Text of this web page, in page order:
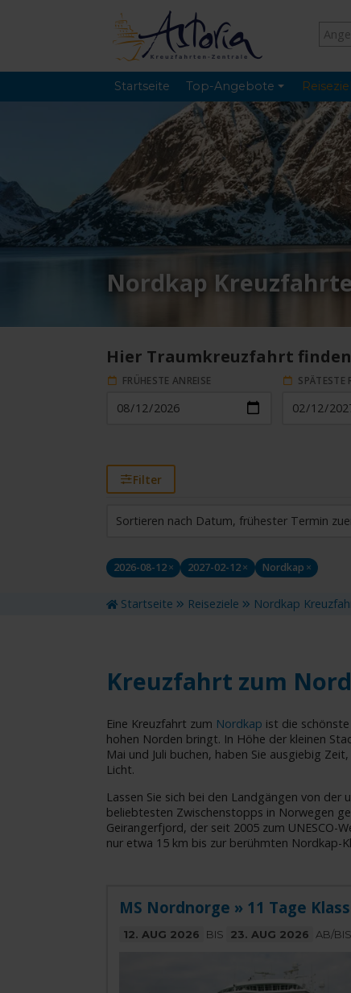
Startseite Top-Angebote
Nordkap
Hier Traumkreuzfahrt
FRÜHESTE ANREISE SPÄTESTE
Filter
HAFEN (VIA)
REISEDAUER
Reisedauer eingrenzen
Sortieren nach Datum, frühester Termin
2026-08-12× 2027-02-12× Nordkap ×
Startseite Reiseziele Nordkap
Kreuzfahrt zum
Eine Kreuzfahrt zum Nordkap ist die
hohen Norden bringt. In Höhe der kleinen
Mai und Juli buchen, haben Sie ausgiebig
Licht.
Lassen Sie sich bei den Landgängen von
beliebtesten Zwischenstopps in Norwegen
Geirangerfjord, der seit 2005 zum
nur etwa 15 km bis zur berühmten Nordkap-
MS Nordnorge » 11 Tage
12. AUG 2026 BIS 23. AUG 2026 AB/